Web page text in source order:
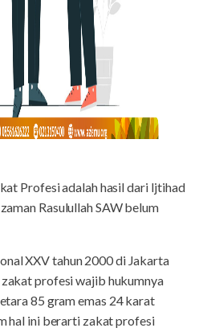
Profesi adalah hasil dari Ijtihad
Rasulullah SAW belum
XXV tahun 2000 di Jakarta
profesi wajib hukumnya
85 gram emas 24 karat
hal ini berarti zakat profesi